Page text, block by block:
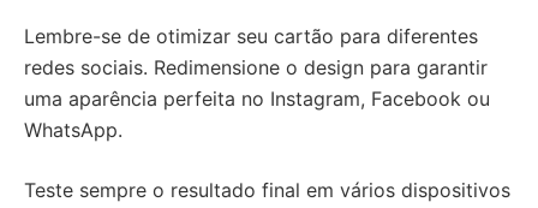
Lembre-se de otimizar seu cartão para diferentes
redes sociais. Redimensione o design para garantir
uma aparência perfeita no Instagram, Facebook ou
WhatsApp.
Teste sempre o resultado final em vários dispositivos